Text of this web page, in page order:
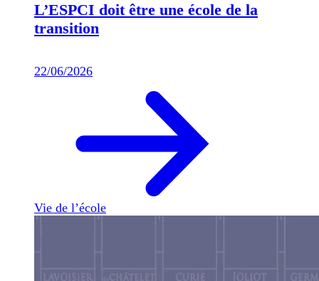
L’ESPCI doit être une école de la
transition
22/06/2026
Vie de l’école